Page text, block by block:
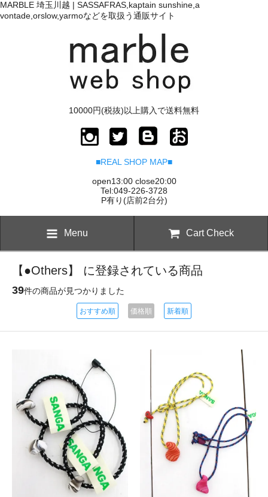
MARBLE 埼玉川越 | SASSAFRAS,kaptain sunshine,a
vontade,orslow,yarmoなどを取扱う通販サイト
10000円(税抜)以上購入で送料無料
■REAL SHOP MAP■
open13:00 close20:00
Tel:049-226-3728
P有り(店前2台分)
Menu Cart Check
【●Others】 に登録されている商品
39件の商品が見つかりました
おすすめ順 価格順 新着順